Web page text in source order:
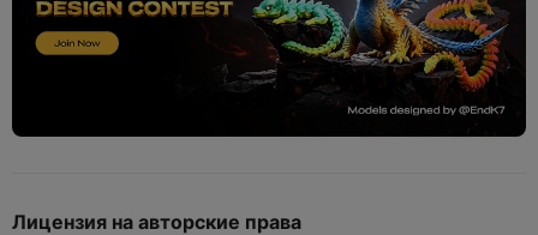
Лицензия на авторские права